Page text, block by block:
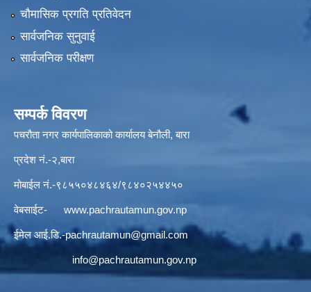
चौमासिक प्रगति प्रतिवेदन
सार्वजनिक सुनुवाई
सार्वजनिक परीक्षण
सम्पर्क विवरण
पचरौता नगर कार्यपालिकाको कार्यालय बेनौली, बारा
प्रदेश नं.-२,बारा
मोबाईल नं.-९८५५०४८४६४/९८४०२५४४५०
वेबसाईट- www.pachrautamun.gov.np
ईमेल आई.डि.-pachrautamun@gmail.com
info@pachrautamun.gov.np